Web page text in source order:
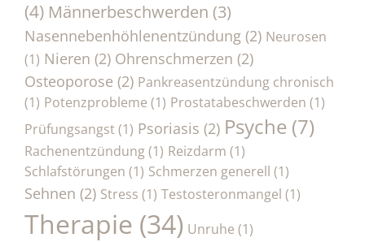
(4) Männerbeschwerden (3)
Nasennebenhöhlenentzündung (2) Neurosen
(1) Nieren (2) Ohrenschmerzen (2)
Osteoporose (2) Pankreasentzündung chronisch
(1) Potenzprobleme (1) Prostatabeschwerden (1)
Prüfungsangst(1) Psoriasis (2) Psyche (7)
Rachenentzündung(1) Reizdarm (1)
Schlafstörungen (1) Schmerzen generell (1)
Sehnen (2) Stress (1) Testosteronmangel (1)
Therapie (34) Unruhe (1)